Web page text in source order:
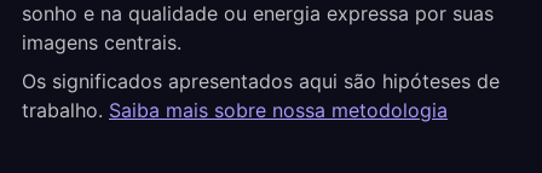
sonho e na qualidade ou energia expressa por suas
imagens centrais.
Os significados apresentados aqui são hipóteses de
trabalho. Saiba mais sobre nossa metodologia